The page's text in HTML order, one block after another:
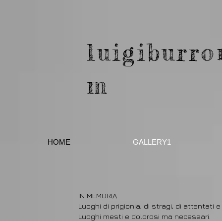
m
HOME GALLERY1
IN MEMORIA
Luoghi di prigionia, di stragi, di attentati
Luoghi mesti e dolorosi ma necessari.